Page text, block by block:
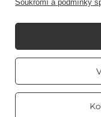
+48512350052
Candle World,
Copyright © Candle
Soukromí a podmínky